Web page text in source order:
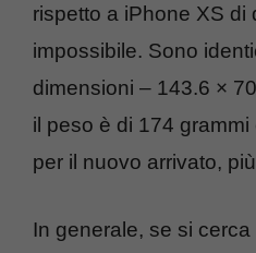
rispetto a iPhone XS di
impossibile. Sono
dimensioni – 143.6 ×
il peso è di 174
per il nuovo arrivato,
In generale, se si